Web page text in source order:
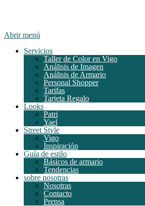
Abrir menú
Servicios
Taller de Color en Vigo
Análisis de Imagen
Análisis de Armario
Personal Shopper
Tarifas
Tarjeta Regalo
Looks
Patri
Yael
Street Style
Vigo
Inspiración
Guía de estilo
Básicos de armario
Tendencias
sobre nosotras
Nosotras
Contacto
Prensa